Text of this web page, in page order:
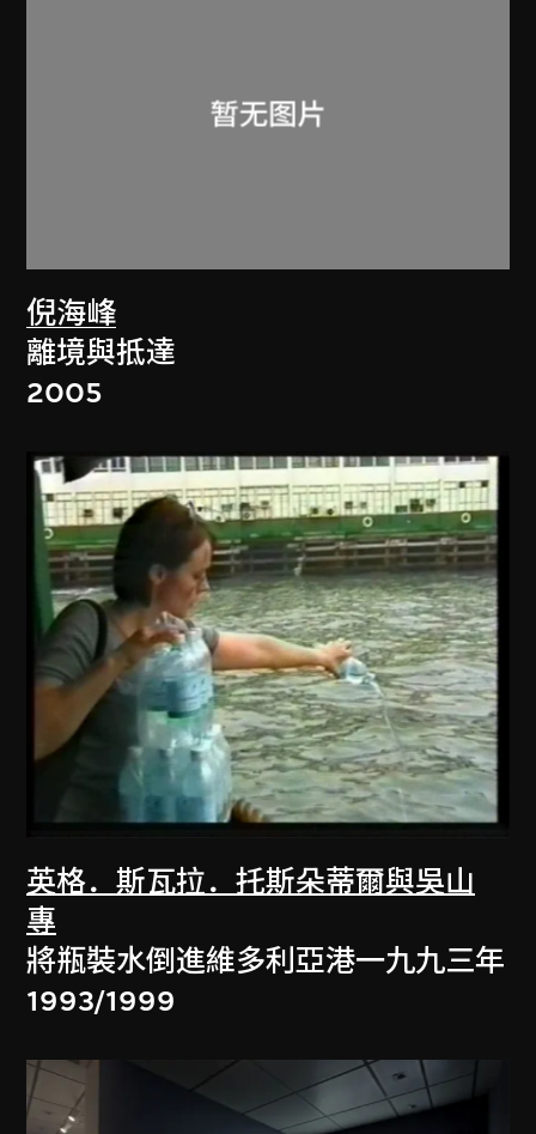
倪海峰
離境與抵達
2005
英格．斯瓦拉．托斯朵蒂爾與吳山
專
將瓶裝水倒進維多利亞港一九九三年
1993/1999